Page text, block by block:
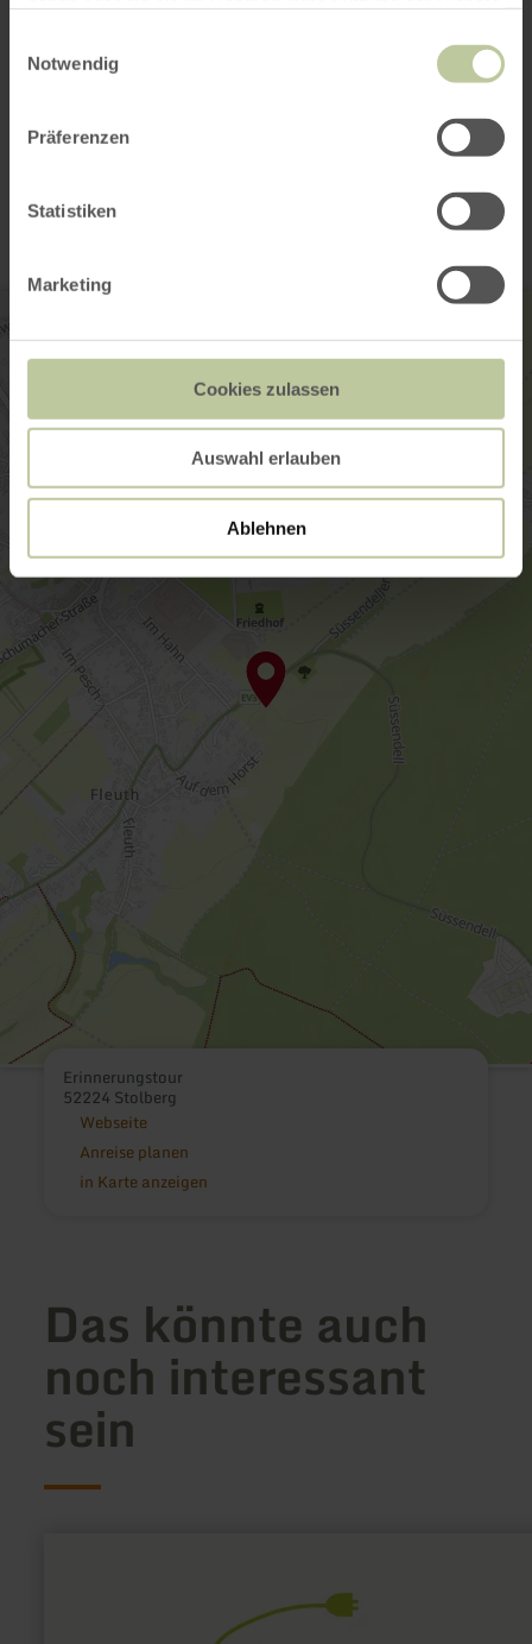
Notwendig
Präferenzen
Statistiken
Marketing
Cookies zulassen
Auswahl erlauben
Ablehnen
Kontakt
Erinnerungstour
52224 Stolberg
Webseite
Anreise planen
in Karte anzeigen
Das könnte auch
noch interessant
sein